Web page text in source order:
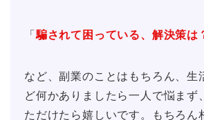
「騙されて困っている、解決策は
など、副業のことはもちろん、生
ど何かありましたら一人で悩まず
ただけたら嬉しいです。もちろん